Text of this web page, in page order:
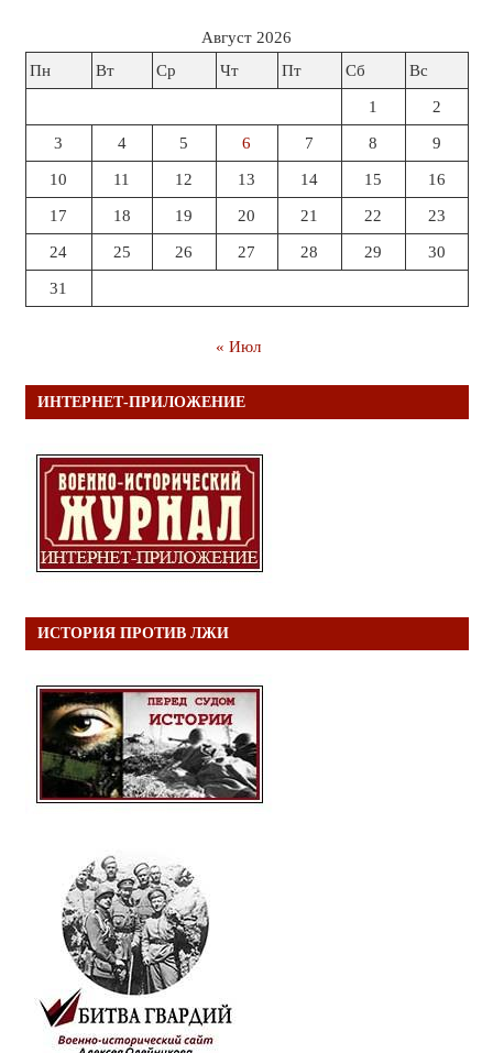
Август 2026
Пн
Вт Ср Чт Пт Сб Вс
1 2
3 4 5 6 7 8 9
10 11 12 13 14 15 16
17 18 19 20 21 22 23
24 25 26 27 28 29 30
31
« Июл
ИНТЕРНЕТ-ПРИЛОЖЕНИЕ
ИСТОРИЯ ПРОТИВ ЛЖИ